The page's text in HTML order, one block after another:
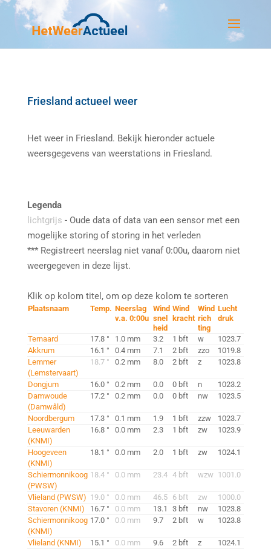
Friesland actueel weer
Het weer in Friesland. Bekijk hieronder actuele
weersgegevens van weerstations in Friesland.
Legenda
lichtgrijs - Oude data of data van een sensor met een
mogelijke storing of storing in het verleden
*** Registreert neerslag niet vanaf 0:00u, daarom niet
weergegeven in deze lijst.
Klik op kolom titel, om op deze kolom te sorteren
Plaatsnaam Temp. Neerslag
v.a. 0:00u
Wind
snel
heid
Wind
kracht
Wind
rich
ting
Lucht
druk
Ternaard 17.8 ° 1.0 mm 3.2 1 bft w
1023.7
Akkrum
16.1 ° 0.4 mm 7.1 2 bft zzo
1019.8
Lemmer
(Lemstervaart)
18.7 ° 0.2 mm 8.0 2 bft z 1023.8
Dongjum 16.0 ° 0.2 mm 0.0 0 bft n
1023.2
Damwoude
(Damwâld)
17.2 ° 0.2 mm 0.0 0 bft nw 1023.5
Noordbergum 17.3 ° 0.1 mm 1.9 1 bft zzw
1023.7
Leeuwarden
(KNMI)
16.8 ° 0.0 mm 2.3 1 bft zw 1023.9
Hoogeveen
(KNMI)
18.1 ° 0.0 mm 2.0 1 bft zw 1024.1
Schiermonnikoog
(PWSW)
18.4 ° 0.0 mm 23.4 4 bft wzw 1001.0
Vlieland (PWSW) 19.0 ° 0.0 mm 46.5 6 bft zw
1000.0
Stavoren (KNMI)
16.7 ° 0.0 mm 13.1 3 bft nw
1023.8
Schiermonnikoog
(KNMI)
17.0 ° 0.0 mm 9.7 2 bft w 1023.8
Vlieland (KNMI) 15.1 ° 0.0 mm 9.6 2 bft z
1024.1